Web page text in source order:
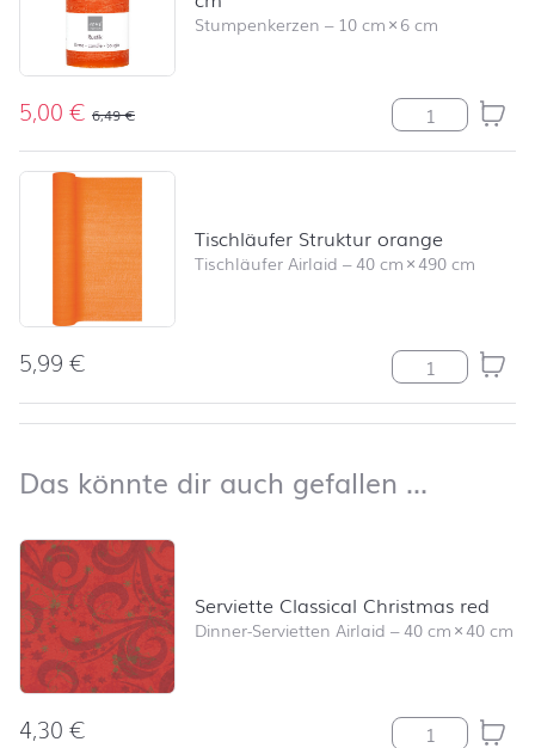
Stumpenkerzen – 10 cm×6 cm
5,00€ 6,49€ Stumpenkerze
Tischläufer Struktur orange
Tischläufer Airlaid –40 cm×490 cm
5,99€ Tischläufer
Das könnte dir auch gefallen …
Produktliste überspringen und zum Filter springen
Serviette Classical Christmas red
Dinner-Servietten Airlaid –40 cm×40 cm
4,30€ Serviette